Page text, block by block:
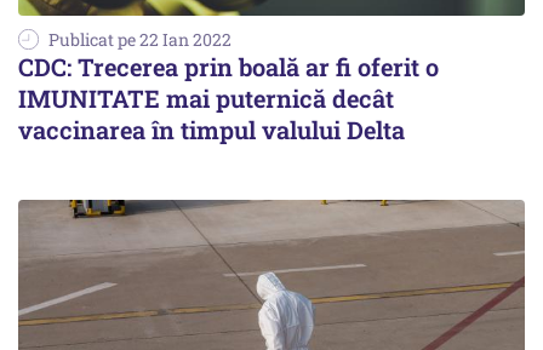
Publicat pe 22 Ian 2022
CDC: Trecerea prin boală ar fi oferit o
IMUNITATE mai puternică decât
vaccinarea în timpul valului Delta